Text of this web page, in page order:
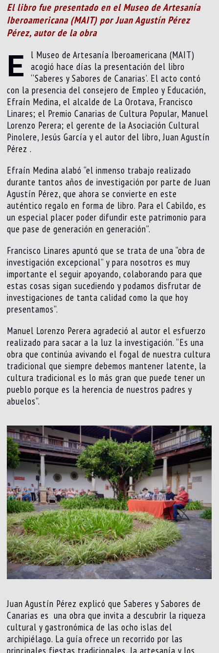
El libro fue presentado en el Museo de Artesanía
Iberoamericana (MAIT) por Juan Agustín Pérez
Pérez, autor de la obra
E
l Museo de Artesanía Iberoamericana (MAIT)
acogió hace días la presentación del libro
‘‘Saberes y Sabores de Canarias’. El acto contó
con la presencia del consejero de Empleo y Educación,
Efraín Medina, el alcalde de La Orotava, Francisco
Linares; el Premio Canarias de Cultura Popular, Manuel
Lorenzo Perera; el gerente de la Asociación Cultural
Pinolere, Jesús García y el autor del libro, Juan Agustín
Pérez .
Efraín Medina alabó “el inmenso trabajo realizado
durante tantos años de investigación por parte de Juan
Agustín Pérez, que ahora se convierte en este
auténtico regalo en forma de libro. Para el Cabildo, es
un especial placer poder difundir este patrimonio para
que pase de generación en generación”.
Francisco Linares apuntó que se trata de una “obra de
investigación excepcional” y para nosotros es muy
importante el seguir apoyando, colaborando para que
estas cosas sigan sucediendo y podamos disfrutar de
investigaciones de tanta calidad como la que hoy
presentamos”.
Manuel Lorenzo Perera agradeció al autor el esfuerzo
realizado para sacar a la luz la investigación. “Es una
obra que continúa avivando el fogal de nuestra cultura
tradicional que siempre debemos mantener latente, la
cultura tradicional es lo más gran que puede tener un
pueblo porque es la herencia de nuestros padres y
abuelos”.
Juan Agustín Pérez explicó que Saberes y Sabores de
Canarias es una obra que invita a descubrir la riqueza
cultural y gastronómica de las ocho islas del
archipiélago. La guía ofrece un recorrido por las
principales fiestas tradicionales, la artesanía y los